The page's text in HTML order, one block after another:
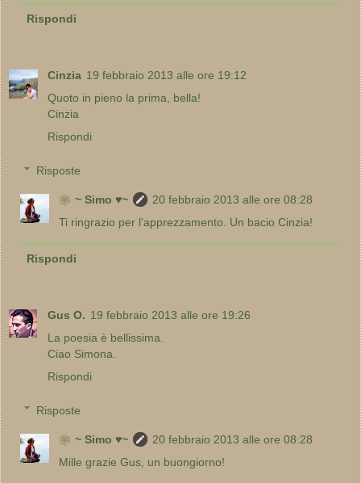
Rispondi
Cinzia 19 febbraio 2013 alle ore 19:12
Quoto in pieno la prima, bella!
Cinzia
Rispondi
Risposte
❀~ Simo ♥~
20 febbraio 2013 alle ore 08:28
Ti ringrazio per l'apprezzamento. Un bacio Cinzia!
Rispondi
Gus O. 19 febbraio 2013 alle ore 19:26
La poesia è bellissima.
Ciao Simona.
Rispondi
Risposte
❀~ Simo ♥~
20 febbraio 2013 alle ore 08:28
Mille grazie Gus, un buongiorno!